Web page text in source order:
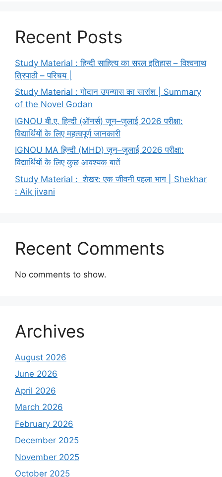
Recent Posts
Study Material : हिन्दी साहित्य का सरल इतिहास – विश्वनाथ
त्रिपाठी – परिचय |
Study Material : गोदान उपन्यास का सारांश | Summary
of the Novel Godan
IGNOU बी.ए. हिन्दी (ऑनर्स) जून–जुलाई 2026 परीक्षा:
विद्यार्थियों के लिए महत्वपूर्ण जानकारी
IGNOU MA हिन्दी (MHD) जून–जुलाई 2026 परीक्षा:
विद्यार्थियों के लिए कुछ आवश्यक बातें
Study Material : शेखर: एक जीवनी पहला भाग | Shekhar
: Aik jivani
Recent Comments
No comments to show.
Archives
August 2026
June 2026
April 2026
March 2026
February 2026
December 2025
November 2025
October 2025